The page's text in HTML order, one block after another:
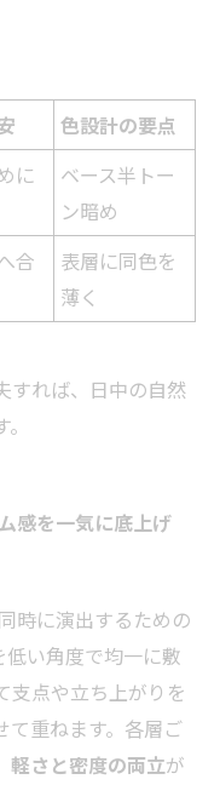
色設計の要点
に
ベース半トー
ン暗め
合
表層に同色を
薄く
すれば、日中の自然
感を一気に底上げ
時に演出するための
い角度で均一に敷
支点や立ち上がりを
て重ねます。各層ご
軽さと密度の両立が